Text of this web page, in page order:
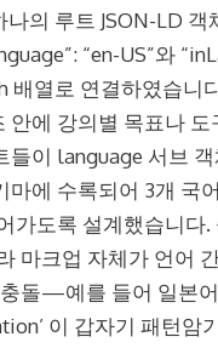
나의 루트 JSON-LD 객
“en-US”와
배열로 연결하였습니
안에 강의별 목표나 도
들이 language 서브
마에 수록되어 3개 국
가도록 설계했습니다.
마크업 자체가 언어
돌—예를 들어 일본
이 갑자기 패턴암